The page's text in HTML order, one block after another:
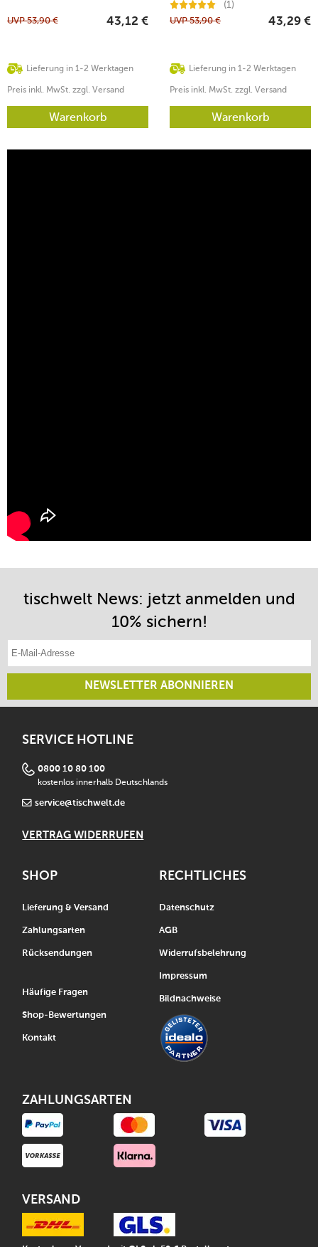
Lieferung in 1-2 Werktagen
UVP53,90 € 43,12 €
Preis inkl. MwSt. zzgl. Versand
Warenkorb
(1)
Lieferung in 1-2 Werktagen
UVP53,90 € 43,29 €
Preis inkl. MwSt. zzgl. Versand
Warenkorb
tischwelt News: jetzt anmelden und
10% sichern!
NEWSLETTER ABONNIEREN
SERVICE HOTLINE
0800 10 80 100
kostenlos innerhalb Deutschlands
service@tischwelt.de
VERTRAG WIDERRUFEN
SHOP
Lieferung & Versand
Zahlungsarten
Rücksendungen
Häufige Fragen
Shop-Bewertungen
Kontakt
RECHTLICHES
Datenschutz
AGB
Widerrufsbelehrung
Impressum
Bildnachweise
ZAHLUNGSARTEN
VERSAND